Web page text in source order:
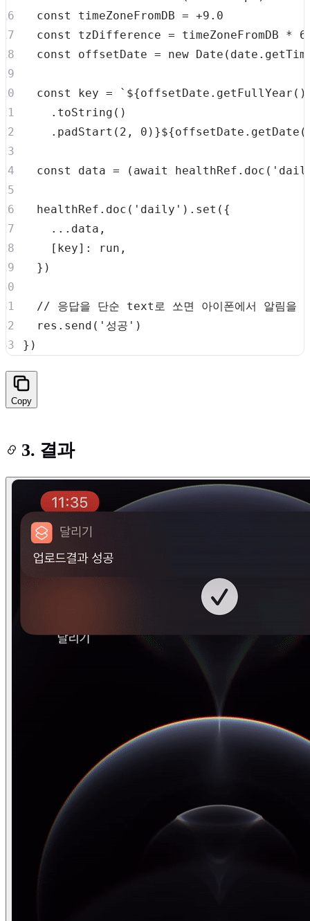
const
timeZoneFromDB = +9.0
const
tzDifference = timeZoneFromDB *
const
offsetDate = new Date ( date .
const key = ` ${offsetDate . getFullYear ( )
. toString ( )
. padStart ( 2 , 0 ) }${offsetDate . getDate (
const data = ( await healthRef . doc (
  healthRef
. doc ( 'daily' ) . set ( {
... data ,
[ key] : run ,
} )
// 응답을 단순 text로 쏘면 아이폰에서 알림을
  res
. send ( '성공' )
} )
Copy
3. 결과